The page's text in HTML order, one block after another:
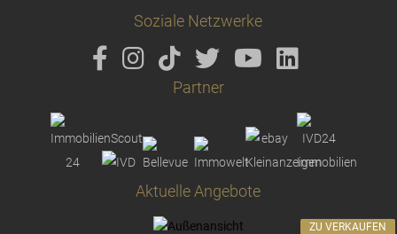
Soziale Netzwerke
Partner
Aktuelle Angebote
ZU VERKAUFEN